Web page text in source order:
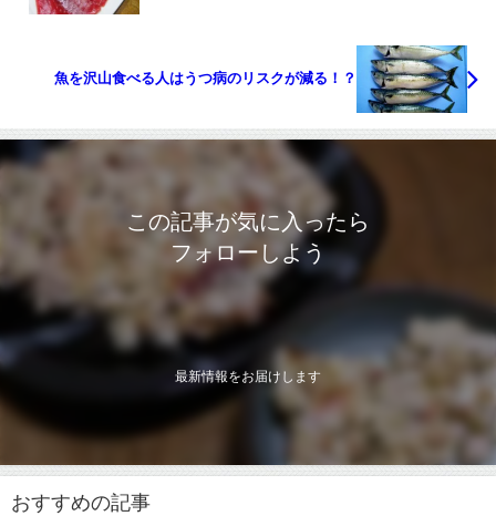
魚を沢山食べる人はうつ病のリスクが減る！？
この記事が気に入ったら
フォローしよう
最新情報をお届けします
おすすめの記事